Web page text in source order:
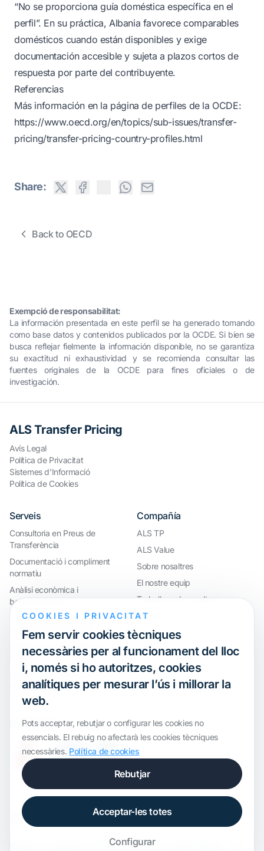
“No se proporciona guía doméstica específica en el
perfil”. En su práctica, Albania favorece comparables
domésticos cuando están disponibles y exige
documentación accesible y sujeta a plazos cortos de
respuesta por parte del contribuyente.
Referencias
Más información en la página de perfiles de la OCDE:
https://www.oecd.org/en/topics/sub-issues/transfer-
pricing/transfer-pricing-country-profiles.html
Share:
Back to OECD
Exempció de responsabilitat:
La información presentada en este perfil se ha generado tomando
como base datos y contenidos publicados por la OCDE. Si bien se
busca reflejar fielmente la información disponible, no se garantiza
su exactitud ni exhaustividad y se recomienda consultar las
fuentes originales de la OCDE para fines oficiales o de
investigación.
ALS Transfer Pricing
Avís Legal
Política de Privacitat
Sistemes d'Informació
Política de Cookies
Serveis
Consultoria en Preus de
Transferència
Documentació i compliment
normatiu
Anàlisi econòmica i
benchmarkings
Compliment internacional i
reorganització de grups
Defensa davant inspeccions i
litigis
Valoracions i operacions
financeres
Compañía
ALS TP
ALS Value
Sobre nosaltres
El nostre equip
Treballa amb nosaltres
Webinar
Certification
, modificada perALS Transfer Pricing
COOKIES I PRIVACITAT
Fem servir cookies tècniques
necessàries per al funcionament del lloc
i, només si ho autoritzes, cookies
analítiques per mesurar l’ús i millorar la
web.
Pots acceptar, rebutjar o configurar les cookies no
essencials. El rebuig no afectarà les cookies tècniques
necessàries. Política de cookies
Rebutjar
Acceptar-les totes
Configurar